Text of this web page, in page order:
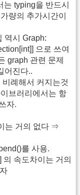
typing을 반드시
량의 추가시간이
역시 Graph:
으로 쓰여
graph 관련 문제
어진다..
례해서 커지는것
브러리에서는 항
자.
는 거의 없다 ⇒
를 사용.
의 속도차이는 거의